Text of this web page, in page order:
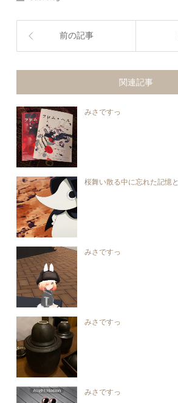
前の記事
関連記事
みさですっ
桜舞い散る中に忘れた記憶と
みさですっ
みさですっ
みさですっ